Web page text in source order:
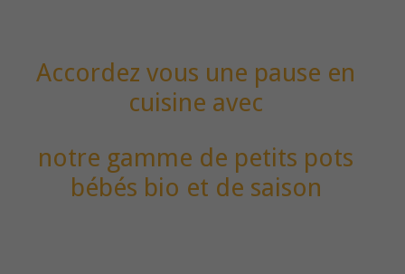
Accordez vous une pause en
cuisine avec
notre gamme de petits pots
bébés bio et de saison